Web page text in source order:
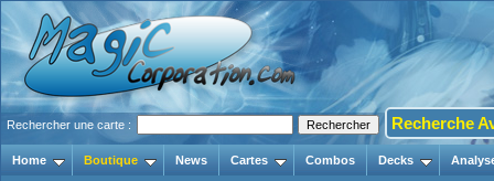
Rechercher une carte : Recherche
Home Boutique News Cartes Combos Decks